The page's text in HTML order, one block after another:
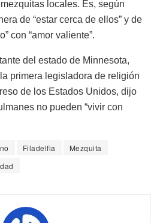
locales. Es, según
de “estar cerca de ellos” y de
con “amor valiente”.
del estado de Minnesota,
primera legisladora de religión
de los Estados Unidos, dijo
no pueden “vivir con
Filadelfia
Mezquita